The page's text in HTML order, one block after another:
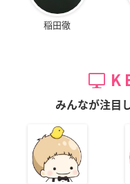
稲田徹
みんなが注目